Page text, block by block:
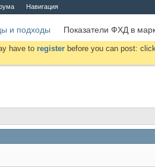
Навигация
и подходы Показатели ФХД в
have to register before you can post: